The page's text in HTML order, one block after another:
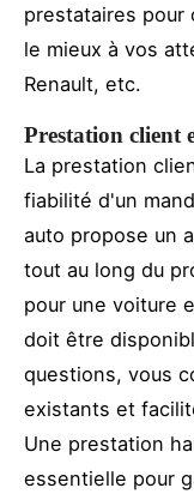
prestataires pour
le mieux à vos
Renault, etc.
Prestation client
La prestation
fiabilité d'un
auto propose un
tout au long du
pour une voiture
doit être
questions, vous
existants et
Une prestation
essentielle pour